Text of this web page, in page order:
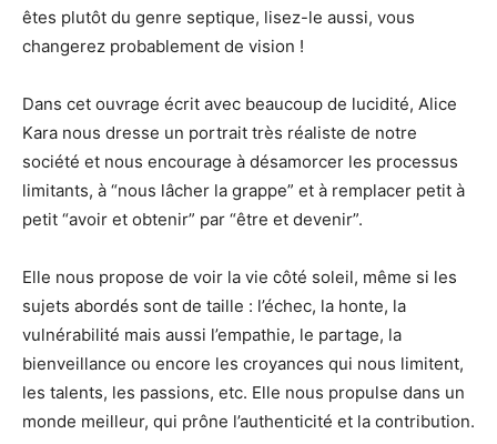
êtes plutôt du genre septique, lisez-le aussi, vous
changerez probablement de vision !
Dans cet ouvrage écrit avec beaucoup de lucidité, Alice
Kara nous dresse un portrait très réaliste de notre
société et nous encourage à désamorcer les processus
limitants, à “nous lâcher la grappe” et à remplacer petit à
petit “avoir et obtenir” par “être et devenir”.
Elle nous propose de voir la vie côté soleil, même si les
sujets abordés sont de taille : l’échec, la honte, la
vulnérabilité mais aussi l’empathie, le partage, la
bienveillance ou encore les croyances qui nous limitent,
les talents, les passions, etc. Elle nous propulse dans un
monde meilleur, qui prône l’authenticité et la contribution.